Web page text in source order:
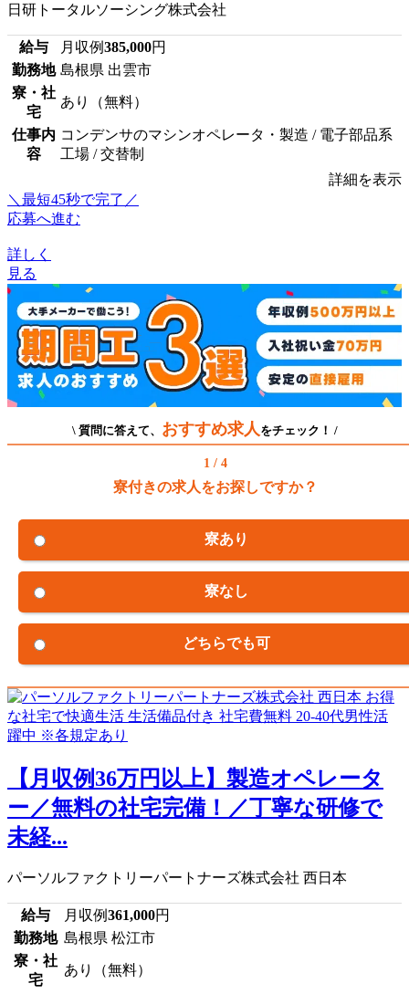
日研トータルソーシング株式会社
給与 月収例385,000円
勤務地 島根県 出雲市
寮・社
宅
あり（無料）
仕事内
容
コンデンサのマシンオペレータ・製造 / 電子部品系
工場 / 交替制
詳細を表示
＼最短45秒で完了／
応募へ進む
詳しく
見る
\ 質問に答えて、 おすすめ求人 をチェック！ /
1 / 4
寮付きの求人をお探しですか？
寮あり
寮なし
どちらでも可
【月収例36万円以上】製造オペレータ
ー／無料の社宅完備！／丁寧な研修で
未経...
パーソルファクトリーパートナーズ株式会社 西日本
給与 月収例361,000円
勤務地 島根県 松江市
寮・社
宅
あり（無料）